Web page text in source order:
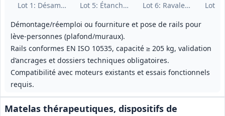
Lot 1 : Désamiantage, déconstruction et curage
Lot 5: Étanchéité Lot 6: Ravalement et
Lot
Démontage/réemploi ou fourniture et pose de rails pour
lève‑personnes (plafond/muraux).
Rails conformes EN ISO 10535, capacité ≥ 205 kg, validation
d’ancrages et dossiers techniques obligatoires.
Compatibilité avec moteurs existants et essais fonctionnels
requis.
Matelas thérapeutiques, dispositifs de